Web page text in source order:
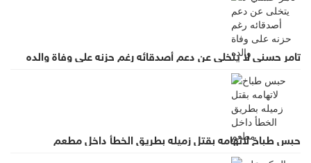
تامر حسني لا يتخلى عن دعم أصدقائه رغم حزنه على وفاة والده
حبس طباخ لاتهامه بقتل زميله بطريق الخطأ داخل مطعم